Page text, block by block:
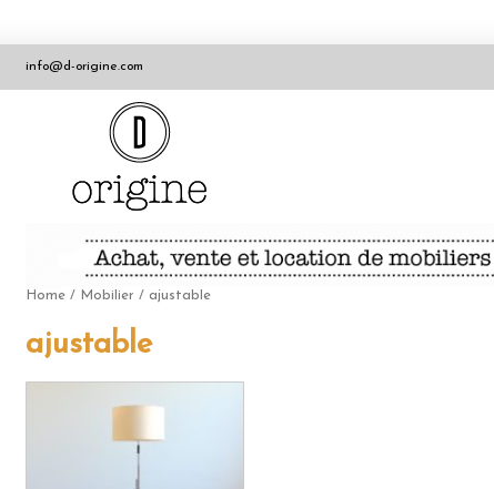
info@d-origine.com
Home / Mobilier / ajustable
ajustable